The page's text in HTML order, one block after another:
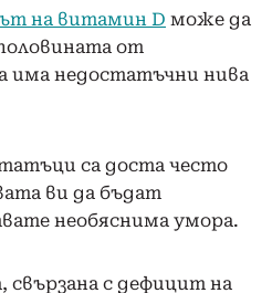
на витамин D може да
от
има недостатъчни нива
са доста често
ви да бъдат
необяснима умора.
с дефицит на